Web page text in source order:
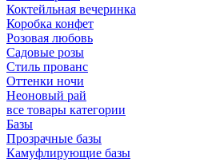
Коктейльная вечеринка
Коробка конфет
Розовая любовь
Садовые розы
Стиль прованс
Оттенки ночи
Неоновый рай
все товары категории
Базы
Прозрачные базы
Камуфлирующие базы